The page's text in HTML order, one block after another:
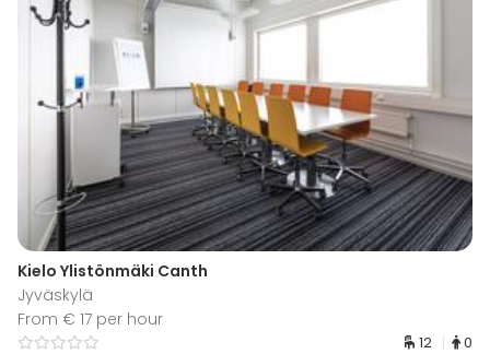
Kielo Ylistönmäki Canth
Jyväskylä
From € 17 per hour
12 0